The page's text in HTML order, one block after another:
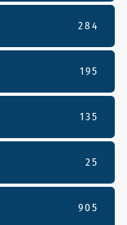
284
195
135
25
905